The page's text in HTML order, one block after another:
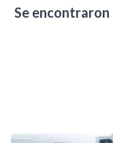
Se encontraron